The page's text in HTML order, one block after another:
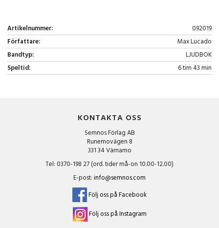
Artikelnummer:
092019
Författare:
Max Lucado
Bandtyp:
LJUDBOK
Speltid:
6 tim 43 min
KONTAKTA OSS
Semnos Förlag AB
Runemovägen 8
331 34 Värnamo
Tel: 0370-198 27 (ord. tider må-on 10.00-12.00)
E-post:info@semnos.com
Följ oss på Facebook
Följ oss på Instagram